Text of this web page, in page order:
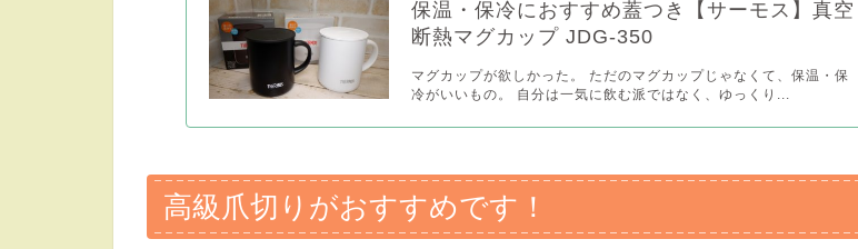
保温・保冷におすすめ蓋つき【サーモス】真空
断熱マグカップ JDG-350
マグカップが欲しかった。 ただのマグカップじゃなくて、保温・保
冷がいいもの。 自分は一気に飲む派ではなく、ゆっくり...
高級爪切りがおすすめです！